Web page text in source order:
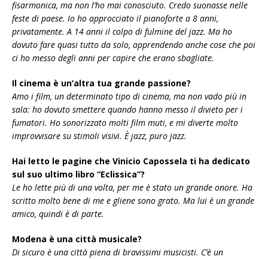
fisarmonica, ma non l’ho mai conosciuto. Credo suonasse nelle
feste di paese. Io ho approcciato il pianoforte a 8 anni,
privatamente. A 14 anni il colpo di fulmine del jazz. Ma ho
dovuto fare quasi tutto da solo, apprendendo anche cose che poi
ci ho messo degli anni per capire che erano sbagliate.
Il cinema è un’altra tua grande passione?
Amo i film, un determinato tipo di cinema, ma non vado più in
sala: ho dovuto smettere quando hanno messo il divieto per i
fumatori. Ho sonorizzato molti film muti, e mi diverte molto
improvvisare su stimoli visivi. È jazz, puro jazz.
Hai letto le pagine che Vinicio Capossela ti ha dedicato
sul suo ultimo libro “Eclissica”?
Le ho lette più di una volta, per me è stato un grande onore. Ha
scritto molto bene di me e gliene sono grato. Ma lui è un grande
amico, quindi è di parte.
Modena è una città musicale?
Di sicuro è una città piena di bravissimi musicisti. C’è un